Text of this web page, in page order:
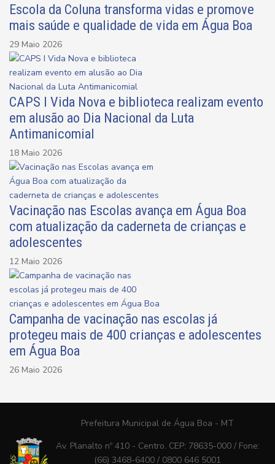
Escola da Coluna transforma vidas e promove
mais saúde e qualidade de vida em Água Boa
29 Maio 2026
CAPS I Vida Nova e biblioteca realizam evento
em alusão ao Dia Nacional da Luta
Antimanicomial
18 Maio 2026
Vacinação nas Escolas avança em Água Boa
com atualização da caderneta de crianças e
adolescentes
12 Maio 2026
Campanha de vacinação nas escolas já
protegeu mais de 400 crianças e adolescentes
em Água Boa
26 Maio 2026
Prefeitura Municipal de Água Boa - MT
Av. Planalto nº 410 - Centro. CEP: 78635-000 / Fone:
(66) 3468-6400 / 0800 646 5001